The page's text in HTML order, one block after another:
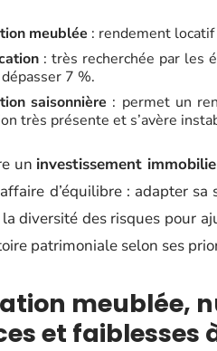
meublée : rendement
: très recherchée par les
7 %.
saisonnière : permet un
très présente et s’avère
un investissement
d’équilibre : adapter
diversité des risques pour
patrimoniale selon ses
meublée,
et faiblesses